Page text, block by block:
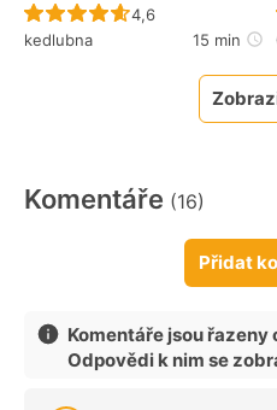
Recept ještě nebyl
4,6
kedlubna
15 min
Komentáře (16)
Přidat
Komentáře jsou řazeny
Odpovědi k nim se